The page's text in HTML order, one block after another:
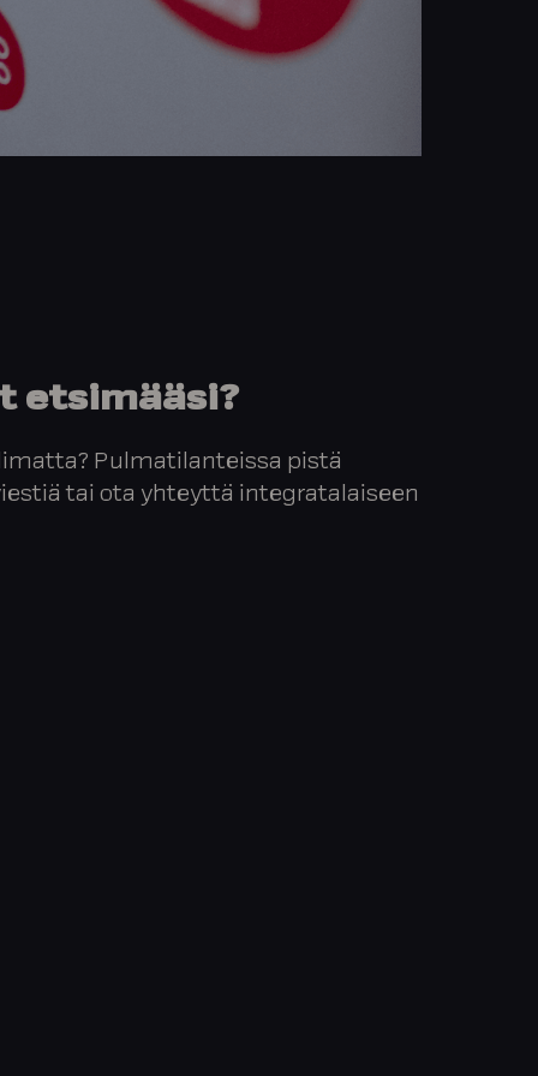
etsimääsi?
Pulmatilanteissa pistä
tai ota yhteyttä integratalaiseen